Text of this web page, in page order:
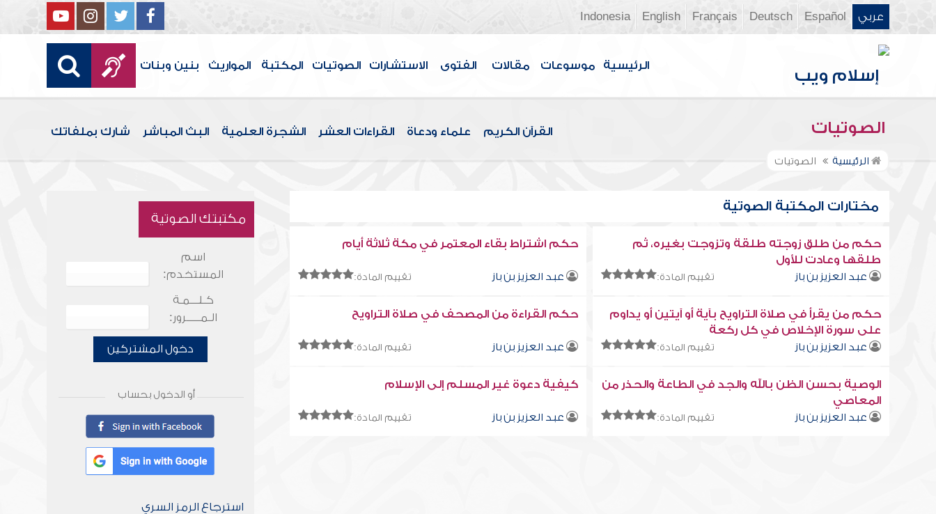
عربي Español
Deutsch
Français
English
Indonesia
الرئيسية موسوعات مقالات الفتوى الاستشارات الصوتيات المكتبة المواريث بنين وبنات
الصوتيات القرآن الكريم علماء ودعاة القراءات العشر الشجرة العلمية البث المباشر شارك بملفاتك
الرئيسية الصوتيات
مختارات المكتبة الصوتية
حكم من طلق زوجته طلقة وتزوجت بغيره، ثم
طلقها وعادت للأول
عبد العزيز بن باز تقييم المادة:
حكم اشتراط بقاء المعتمر في مكة ثلاثة أيام
عبد العزيز بن باز تقييم المادة:
حكم من يقرأ في صلاة التراويح بآية أو آيتين أو يداوم
على سورة الإخلاص في كل ركعة
عبد العزيز بن باز تقييم المادة:
حكم القراءة من المصحف في صلاة التراويح
عبد العزيز بن باز تقييم المادة:
الوصية بحسن الظن بالله والجد في الطاعة والحذر من
المعاصي
عبد العزيز بن باز تقييم المادة:
كيفية دعوة غير المسلم إلى الإسلام
عبد العزيز بن باز تقييم المادة:
مكتبتك الصوتية
اسم
المستخدم:
كـلـــمـة
الـمـــــرور:
دخول المشتركين
أو الدخول بحساب
استرجاع الرمز السري